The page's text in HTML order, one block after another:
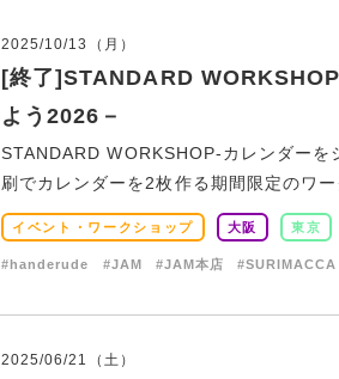
2025/10/13（月）
[終了]STANDARD
よう2026－
STANDARD WORKSHOP-カレンダーを
刷でカレンダーを2枚作る期間限定のワ
イベント・ワークショップ 大阪 東京
#handerude #JAM #JAM本店 #SURIMACCA
2025/06/21（土）